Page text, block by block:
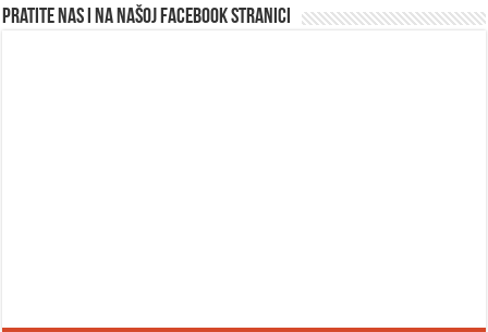
Pratite nas i na našoj facebook stranici